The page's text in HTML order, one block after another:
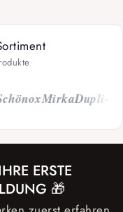
MirkaDupli-
ERSTE
🎁